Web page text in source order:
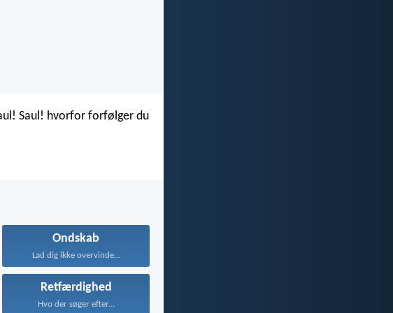
Saul! hvorfor forfølger du
Ondskab
Lad dig ikke overvinde...
Retfærdighed
Hvo der søger efter...